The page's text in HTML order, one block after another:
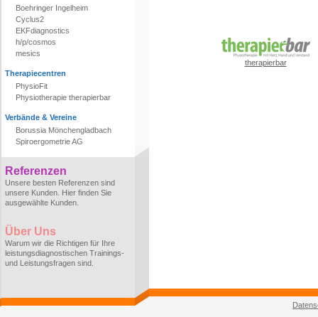
Boehringer Ingelheim
Cyclus2
EKFdiagnostics
h/p/cosmos
mesics
Therapiecentren
PhysioFit
Physiotherapie therapierbar
Verbände & Vereine
Borussia Mönchengladbach
Spiroergometrie AG
Referenzen
Unsere besten Referenzen sind
unsere Kunden. Hier finden Sie
ausgewählte Kunden.
Über Uns
Warum wir die Richtigen für Ihre
leistungsdiagnostischen Trainings-
und Leistungsfragen sind.
therapierbar